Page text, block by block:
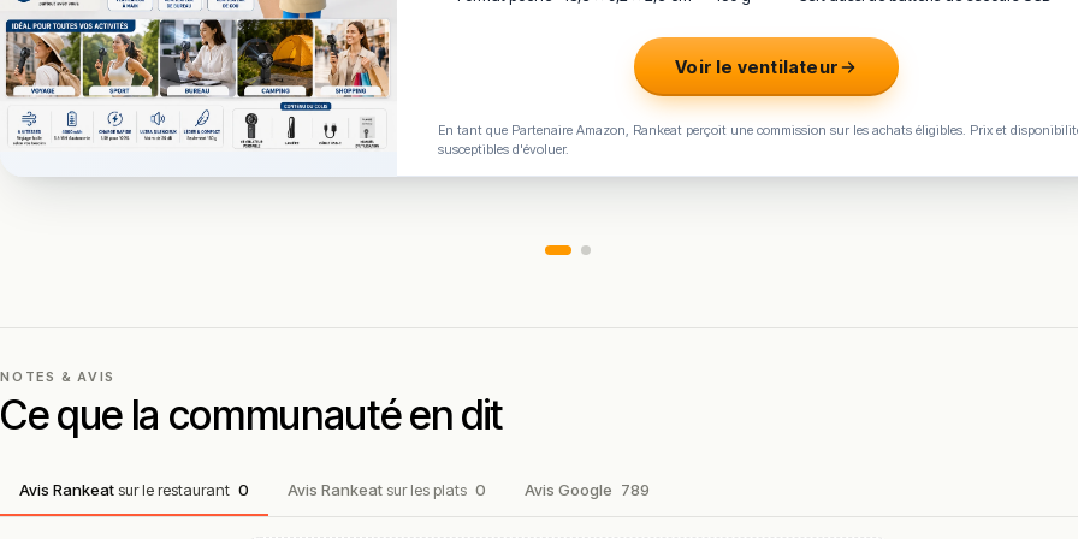
Voir le ventilateur
En tant que Partenaire Amazon, Rankeat perçoit une commission sur les achats éligibles. Prix et
susceptibles d'évoluer.
NOTES & AVIS
Ce que la communauté en dit
Avis Rankeatsur le restaurant 0 Avis Rankeat sur les plats 0 Avis Google 789